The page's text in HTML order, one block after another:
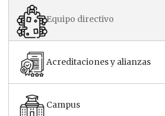
Equipo directivo
Acreditaciones y alianzas
Campus